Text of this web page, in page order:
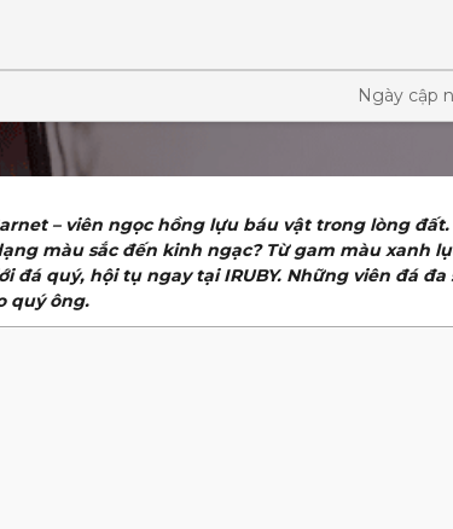
Ngày cập
– viên ngọc hồng lựu báu vật trong lòng
màu sắc đến kinh ngạc? Từ gam màu xanh
quý, hội tụ ngay tại IRUBY. Những viên đá
quý ông.